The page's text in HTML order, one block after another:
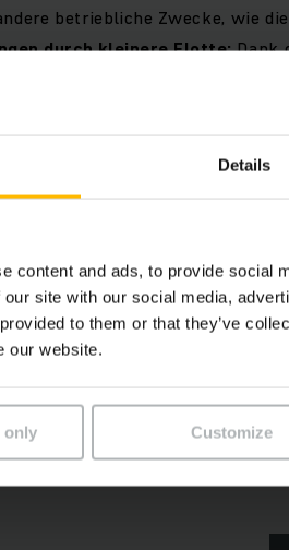
Details
content and ads, to provide social
site with our social media,
to them or that they’ve
our website.
only Customize
betriebliche Zwecke, wie
durch kleinere Flotte:Dank
ermöglichte nicht nur Peak
ist ein Youtube-Video
Ihnen das Video aufgrund Ihrer